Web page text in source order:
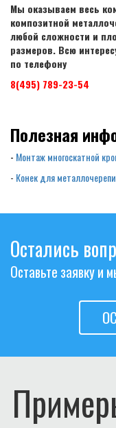
Мы оказываем весь
композитной
любой сложности и
размеров. Всю
по телефону
8(495) 789-23-54
Полезная
- Монтаж многоскатной
- Конек для
Остались
Оставьте заявку и